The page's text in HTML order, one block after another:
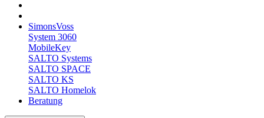
SimonsVoss
System 3060
MobileKey
SALTO Systems
SALTO SPACE
SALTO KS
SALTO Homelok
Beratung